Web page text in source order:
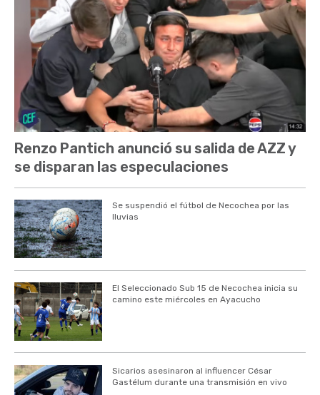
Renzo Pantich anunció su salida de AZZ y
se disparan las especulaciones
Se suspendió el fútbol de Necochea por las
lluvias
El Seleccionado Sub 15 de Necochea inicia su
camino este miércoles en Ayacucho
Sicarios asesinaron al influencer César
Gastélum durante una transmisión en vivo